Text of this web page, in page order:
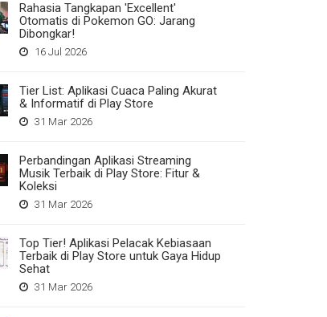
Rahasia Tangkapan 'Excellent'
Otomatis di Pokemon GO: Jarang
Dibongkar!
16 Jul 2026
Tier List: Aplikasi Cuaca Paling Akurat
& Informatif di Play Store
31 Mar 2026
Perbandingan Aplikasi Streaming
Musik Terbaik di Play Store: Fitur &
Koleksi
31 Mar 2026
Top Tier! Aplikasi Pelacak Kebiasaan
Terbaik di Play Store untuk Gaya Hidup
Sehat
31 Mar 2026